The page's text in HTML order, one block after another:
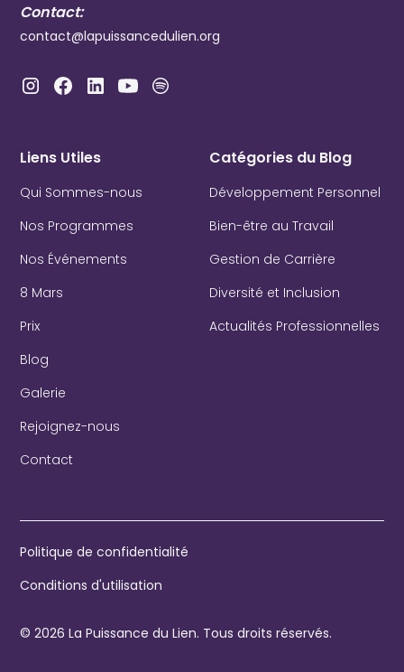
Contact:
contact@lapuissancedulien.org
Liens Utiles
Qui Sommes-nous
Nos Programmes
Nos Événements
8 Mars
Prix
Blog
Galerie
Rejoignez-nous
Contact
Catégories du Blog
Développement Personnel
Bien-être au Travail
Gestion de Carrière
Diversité et Inclusion
Actualités Professionnelles
© 2026 La Puissance du Lien. Tous droits réservés.
Politique de confidentialité
Conditions d'utilisation